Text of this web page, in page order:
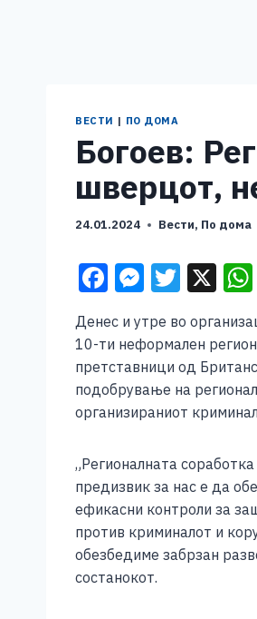
ВЕСТИ | ПО ДОМА
Богоев:
шверцот,
24.01.2024 Вести, По дома
F
c
e
b
o
o
k
M
ss
e
n
g
er
T
tt
er
X
Денес и утре во
10-ти неформален
претставници од
подобрување на
организираниот
„Регионалната
предизвик за нас е да
ефикасни контроли за
против криминалот и
обезбедиме забрзан
состанокот.